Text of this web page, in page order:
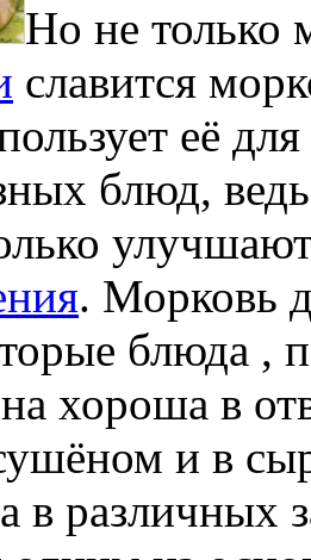
Но не только
славится
её
блюд,
. Морковь
блюда ,
хороша в
и в
в различных